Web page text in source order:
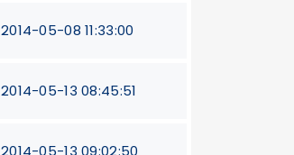
2014-05-08 11:33:00
2014-05-13 08:45:51
2014-05-13 09:02:50